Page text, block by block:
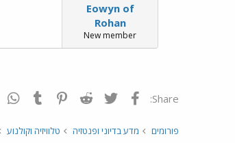
Eowyn of
Rohan
New member
Share: פייסבוק Twitter
Reddit
Pinterest
Tumblr
פורומים מדע בדיוני ופנטזיה טלוויזיה וקולנוע